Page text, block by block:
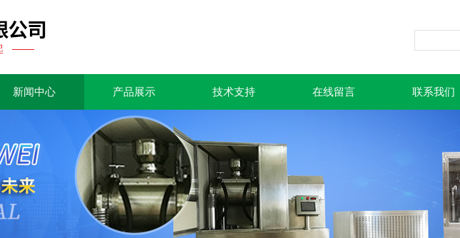
新闻中心 产品展示 技术支持 在线留言 联系我们